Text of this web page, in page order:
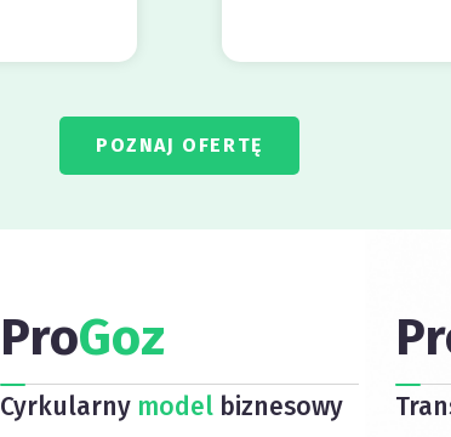
POZNAJ OFERTĘ
ProGoz
Cyrkularny model biznesowy